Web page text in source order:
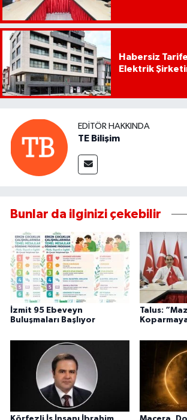
Habersiz
Elektrik
EDITÖR HAKKINDA
TE Bilişim
Bunlar da ilginizi çekebilir
İzmit 95 Ebeveyn
Buluşmaları Başlıyor
Talus: